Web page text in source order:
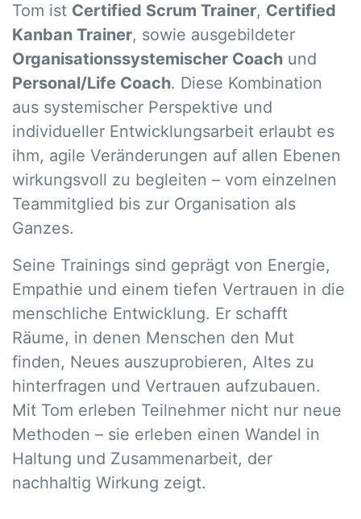
Tom ist Certified Scrum Trainer, Certified
Kanban Trainer, sowie ausgebildeter
Organisationssystemischer Coach und
Personal/Life Coach. Diese Kombination
aus systemischer Perspektive und
individueller Entwicklungsarbeit erlaubt es
ihm, agile Veränderungen auf allen Ebenen
wirkungsvoll zu begleiten – vom einzelnen
Teammitglied bis zur Organisation als
Ganzes.
Seine Trainings sind geprägt von Energie,
Empathie und einem tiefen Vertrauen in die
menschliche Entwicklung. Er schafft
Räume, in denen Menschen den Mut
finden, Neues auszuprobieren, Altes zu
hinterfragen und Vertrauen aufzubauen.
Mit Tom erleben Teilnehmer nicht nur neue
Methoden – sie erleben einen Wandel in
Haltung und Zusammenarbeit, der
nachhaltig Wirkung zeigt.